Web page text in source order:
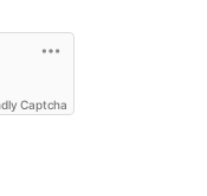
Captcha